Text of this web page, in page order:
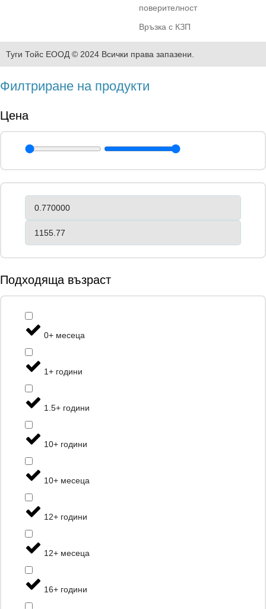
поверителност
Връзка с КЗП
Туги Тойс ЕООД © 2024 Всички права запазени.
Филтриране на продукти
Цена
Подходяща възраст
0+ месеца
1+ години
1.5+ години
10+ години
10+ месеца
12+ години
12+ месеца
16+ години